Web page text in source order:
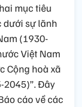
mục tiêu
dưới sự lãnh
(1930-
Việt Nam
Cộng hoà xã
2045)”. Đây
cáo về các